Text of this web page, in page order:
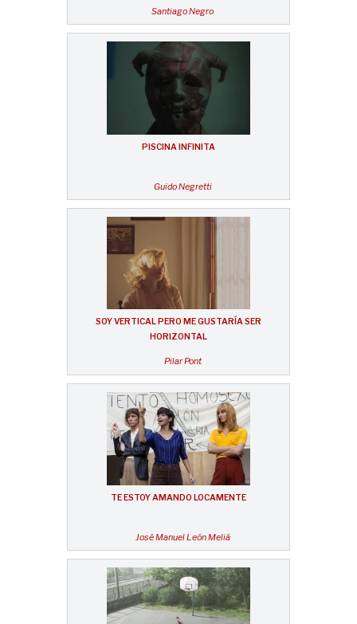
Santiago Negro
PISCINA INFINITA
Guido Negretti
SOY VERTICAL PERO ME GUSTARÍA SER
HORIZONTAL
Pilar Pont
TE ESTOY AMANDO LOCAMENTE
José Manuel León Meliá